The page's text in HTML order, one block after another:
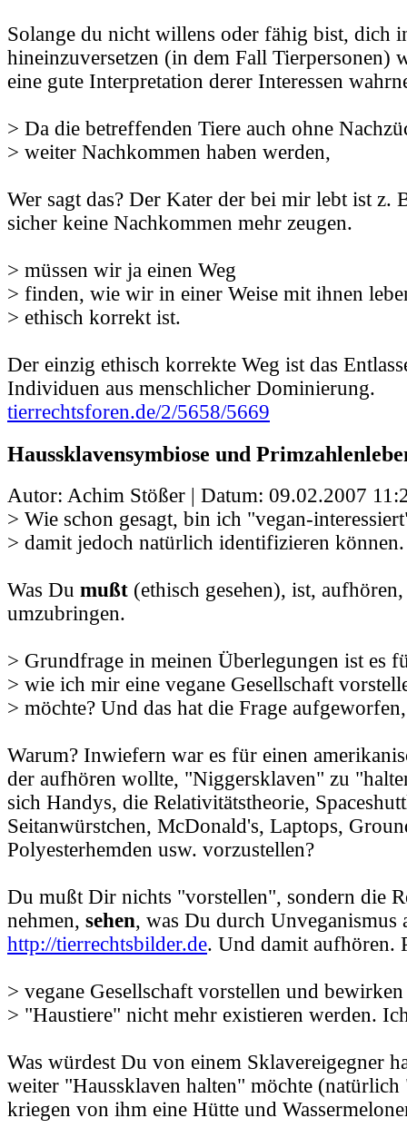
Solange du nicht willens oder fähig bist, dich
hineinzuversetzen (in dem Fall Tierpersonen)
eine gute Interpretation derer Interessen
> Da die betreffenden Tiere auch ohne
> weiter Nachkommen haben werden,
Wer sagt das? Der Kater der bei mir lebt ist z.
sicher keine Nachkommen mehr zeugen.
> müssen wir ja einen Weg
> finden, wie wir in einer Weise mit ihnen
> ethisch korrekt ist.
Der einzig ethisch korrekte Weg ist das
Individuen aus menschlicher Dominierung.
tierrechtsforen.de/2/5658/5669
Haussklavensymbiose und
Autor: Achim Stößer | Datum: 09.02.2007
> Wie schon gesagt, bin ich "vegan-
> damit jedoch natürlich identifizieren
Was Du mußt (ethisch gesehen), ist,
umzubringen.
> Grundfrage in meinen Überlegungen ist es
> wie ich mir eine vegane Gesellschaft
> möchte? Und das hat die Frage
Warum? Inwiefern war es für einen
der aufhören wollte, "Niggersklaven" zu
sich Handys, die Relativitätstheorie,
Seitanwürstchen, McDonald's, Laptops,
Polyesterhemden usw. vorzustellen?
Du mußt Dir nichts "vorstellen", sondern die
nehmen, sehen, was Du durch Unveganismus
http://tierrechtsbilder.de. Und damit aufhören.
> vegane Gesellschaft vorstellen und
> "Haustiere" nicht mehr existieren werden.
Was würdest Du von einem Sklavereigegner
weiter "Haussklaven halten" möchte
kriegen von ihm eine Hütte und